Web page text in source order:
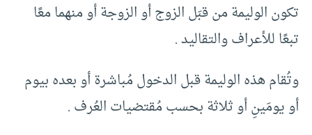
تكون الوليمة من قبَل الزوج أو الزوجة أو منهما معًا
تبعًا للأعراف والتقاليد .
وتُقام هذه الوليمة قبل الدخول مُباشرة أو بعده بيوم
أو يومَينِ أو ثلاثة بحسب مُقتضيات العُرف .